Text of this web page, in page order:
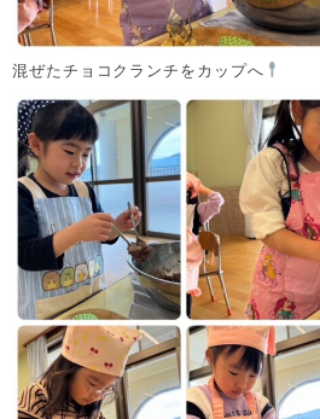
混ぜたチョコクランチをカップへ